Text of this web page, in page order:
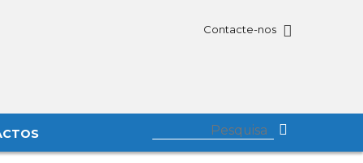
Contacte-nos